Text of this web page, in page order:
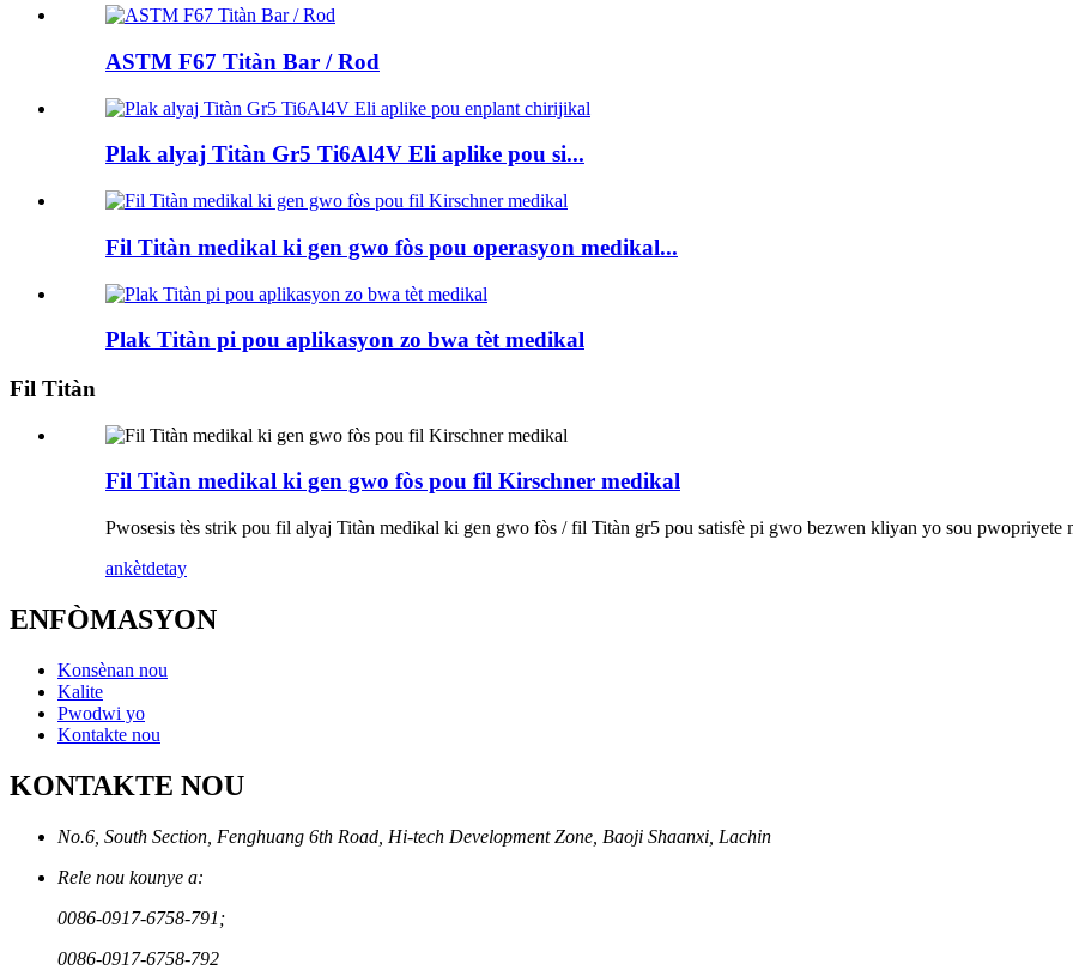
ASTM F67 Titàn Bar / Rod
Plak alyaj Titàn Gr5 Ti6Al4V Eli aplike pou si...
Fil Titàn medikal ki gen gwo fòs pou operasyon medikal...
Plak Titàn pi pou aplikasyon zo bwa tèt medikal
Fil Titàn
Fil Titàn medikal ki gen gwo fòs pou fil Kirschner medikal
Pwosesis tès strik pou fil alyaj Titàn medikal ki gen gwo fòs / fil Titàn gr5 pou satisfè pi gwo bezwen kliyan yo sou pwopriyete
ankètdetay
ENFÒMASYON
Konsènan nou
Kalite
Pwodwi yo
Kontakte nou
KONTAKTE NOU
No.6, South Section, Fenghuang 6th Road, Hi-tech Development Zone, Baoji Shaanxi, Lachin
Rele nou kounye a:
0086-0917-6758-791;
0086-0917-6758-792